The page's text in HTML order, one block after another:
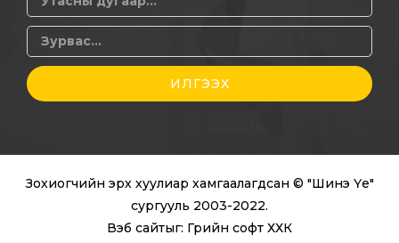
ИЛГЭЭХ
Зохиогчийн эрх хуулиар хамгаалагдсан © "Шинэ Үе"
сургууль 2003-2022.
Вэб сайтыг: Грийн софт ХХК